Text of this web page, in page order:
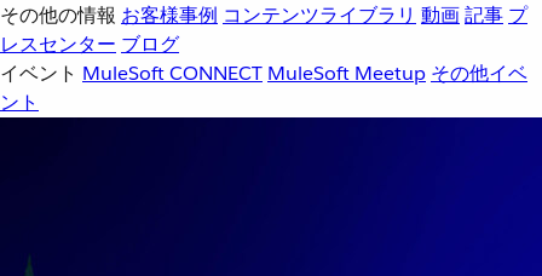
その他の情報 お客様事例 コンテンツライブラリ 動画記事 プ
レスセンター ブログ
イベント MuleSoft CONNECT MuleSoft Meetup その他イベ
ント